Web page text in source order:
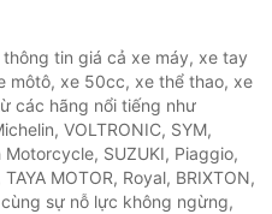
tin giá cả xe máy, xe tay
môtô, xe 50cc, xe thể thao, xe
các hãng nổi tiếng như
VOLTRONIC, SYM,
Motorcycle, SUZUKI, Piaggio,
MOTOR, Royal, BRIXTON,
sự nỗ lực không ngừng,